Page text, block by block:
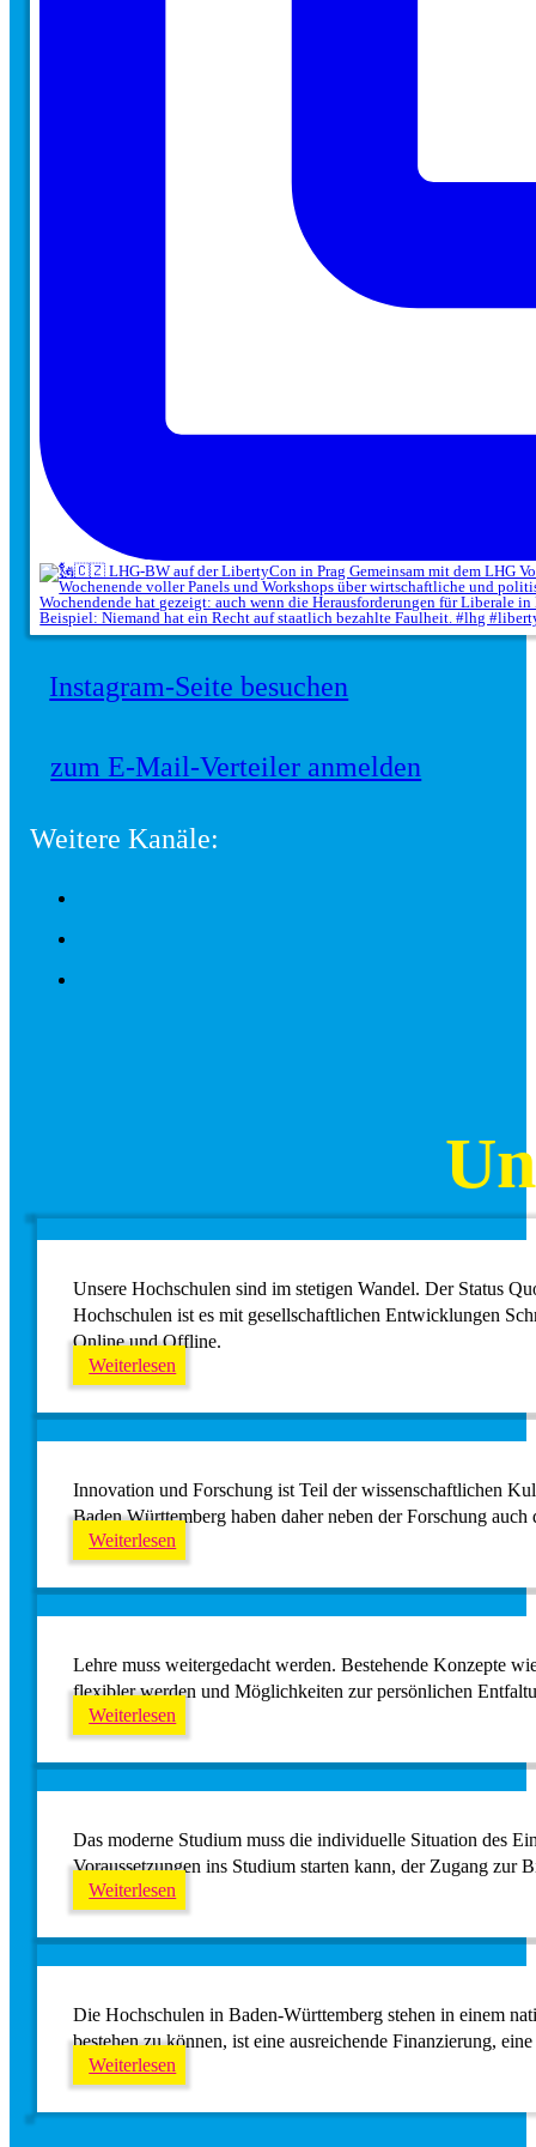
Instagram-Seite besuchen
zum E-Mail-Verteiler anmelden
Weitere Kanäle:
Unsere Hochschulen sind im stetigen Wandel. Der Status
Hochschulen ist es mit gesellschaftlichen Entwicklungen
Online und Offline.
Weiterlesen
Innovation und Forschung ist Teil der wissenschaftlichen
Baden Württemberg haben daher neben der Forschung
Weiterlesen
Lehre muss weitergedacht werden. Bestehende Konzepte
flexibler werden und Möglichkeiten zur persönlichen
Weiterlesen
Das moderne Studium muss die individuelle Situation des
Voraussetzungen ins Studium starten kann, der Zugang
Weiterlesen
Die Hochschulen in Baden-Württemberg stehen in einem
bestehen zu können, ist eine ausreichende Finanzierung,
Weiterlesen